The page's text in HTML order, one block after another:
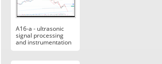
A16-a - ultrasonic
signal processing
and instrumentation